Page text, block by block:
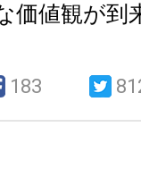
価値観が到
183